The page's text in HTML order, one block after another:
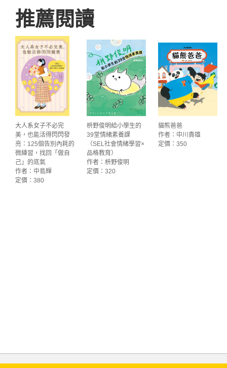
推薦閱讀
大人系女子不必完
美，也能活得閃閃發
亮：125個告別內耗的
微練習，找回「做自
己」的底氣
作者：中島輝
定價：380
枡野俊明給小學生的
39堂情緒素養課
（SEL社會情緒學習×
品格教育）
作者：枡野俊明
定價：320
貓熊爸爸
作者：中川貴雄
定價：350